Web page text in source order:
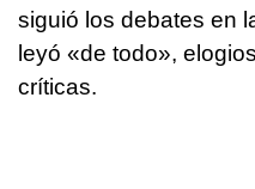
siguió los debates en
leyó «de todo»,
críticas.